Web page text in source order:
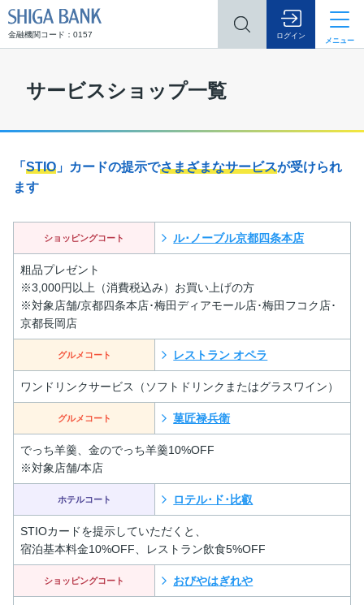
金融機関コード：0157 ログイン
メニュー
サービスショップ一覧
「 STIO 」カードの提示でさまざまなサービスが受けられ
ます
ショッピングコート ル･ノーブル京都四条本店
粗品プレゼント
※3,000円以上（消費税込み）お買い上げの方
※対象店舗/京都四条本店･梅田ディアモール店･梅田フコク店･
京都長岡店
グルメコート レストラン オペラ
ワンドリンクサービス（ソフトドリンクまたはグラスワイン）
グルメコート 菓匠禄兵衛
でっち羊羹、金のでっち羊羹10%OFF
※対象店舗/本店
ホテルコート ロテル･ド･比叡
STIOカードを提示していただくと、
宿泊基本料金10%OFF、レストラン飲食5%OFF
ショッピングコート おびやはぎれや